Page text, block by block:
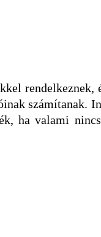
rendelkeznek,
számítanak.
ha valami